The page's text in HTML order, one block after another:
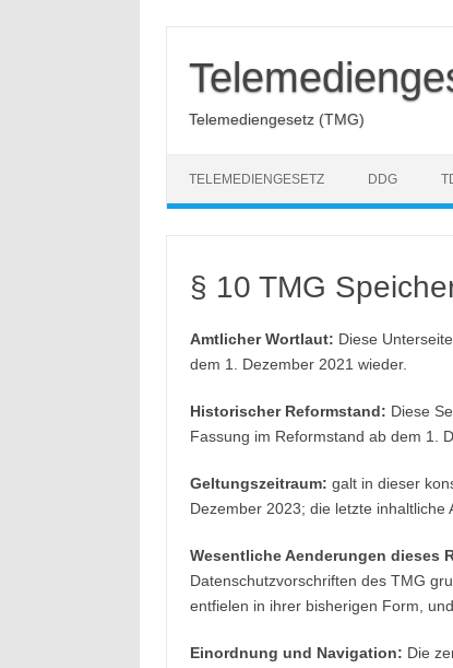
springen
Telemediengesetz (TMG)
TELEMEDIENGESETZ DDG
§ 10 TMG
Amtlicher Wortlaut: Diese
dem 1. Dezember 2021 wieder.
Historischer Reformstand: Diese
Fassung im Reformstand ab dem 1.
Geltungszeitraum: galt in dieser
Dezember 2023; die letzte
Wesentliche Aenderungen dieses
Datenschutzvorschriften des TMG
entfielen in ihrer bisherigen Form,
Einordnung und Navigation: Die